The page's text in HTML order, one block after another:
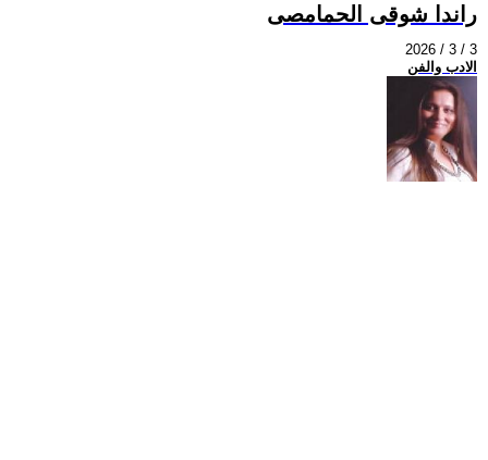
راندا شوقى الحمامصى
2026 / 3 / 3
الادب والفن